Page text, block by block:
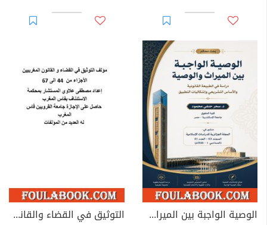
الوصية الواجبة بين الميراث والوصية: دراسة في الطبيعة القانونية والأساس التشريعي وإشكاليات التطبيق التوثيق في القضاء والقانون المغربيين - الأجزاء من 44 إلى 67